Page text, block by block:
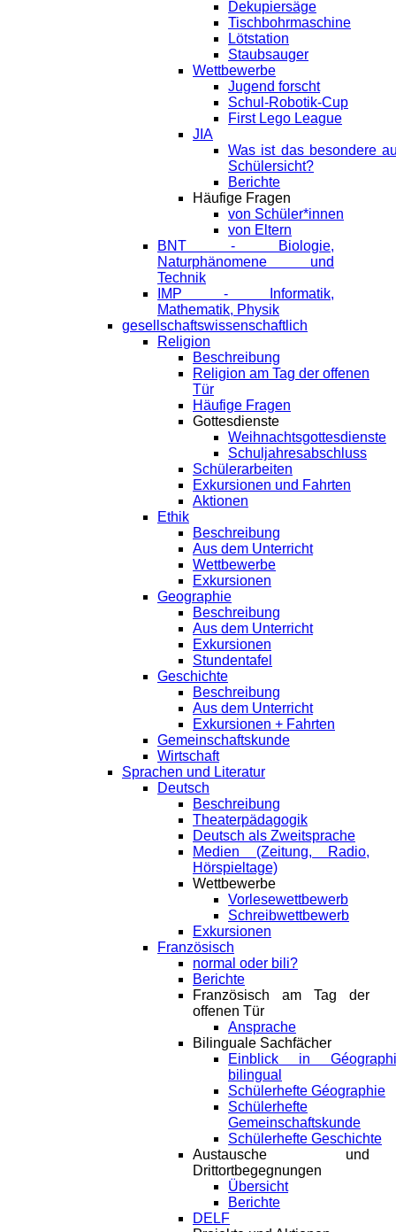
Dekupiersäge
Tischbohrmaschine
Lötstation
Staubsauger
Wettbewerbe
Jugend forscht
Schul-Robotik-Cup
First Lego League
JIA
Was ist das besondere
Schülersicht?
Berichte
Häufige Fragen
von Schüler*innen
von Eltern
BNT - Biologie,
Naturphänomene und
Technik
IMP - Informatik,
Mathematik, Physik
gesellschaftswissenschaftlich
Religion
Beschreibung
Religion am Tag der offenen
Tür
Häufige Fragen
Gottesdienste
Weihnachtsgottesdienste
Schuljahresabschluss
Schülerarbeiten
Exkursionen und Fahrten
Aktionen
Ethik
Beschreibung
Aus dem Unterricht
Wettbewerbe
Exkursionen
Geographie
Beschreibung
Aus dem Unterricht
Exkursionen
Stundentafel
Geschichte
Beschreibung
Aus dem Unterricht
Exkursionen + Fahrten
Gemeinschaftskunde
Wirtschaft
Sprachen und Literatur
Deutsch
Beschreibung
Theaterpädagogik
Deutsch als Zweitsprache
Medien (Zeitung, Radio,
Hörspieltage)
Wettbewerbe
Vorlesewettbewerb
Schreibwettbewerb
Exkursionen
Französisch
normal oder bili?
Berichte
Französisch am Tag der
offenen Tür
Ansprache
Bilinguale Sachfächer
Einblick in
bilingual
Schülerhefte Géographie
Schülerhefte
Gemeinschaftskunde
Schülerhefte Geschichte
Austausche und
Drittortbegegnungen
Übersicht
Berichte
DELF